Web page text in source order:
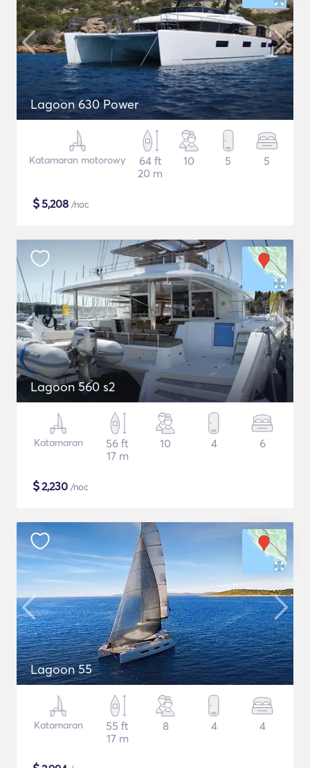
Lagoon 630 Power
Katamaran motorowy
64 ft
20 m
10 5 5
$5,208 /noc
Lagoon 560 s2
Katamaran
56 ft
17 m
10 4 6
$2,230 /noc
Lagoon 55
Katamaran
55 ft
17 m
8 4 4